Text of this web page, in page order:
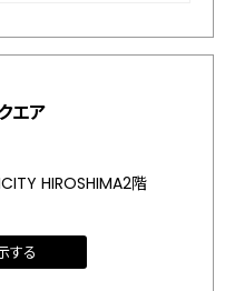
エア
HIROSHIMA2階
する